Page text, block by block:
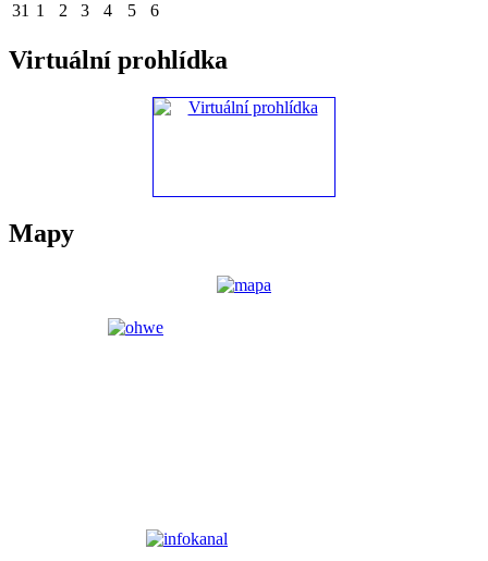
31 1 2 3 4 5 6
Virtuální prohlídka
Mapy